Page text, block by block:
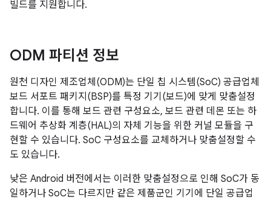
빌드를 지원합니다.
ODM 파티션 정보
원천 디자인 제조업체(ODM)는 단일 칩 시스템(SoC) 공급업체
보드 서포트 패키지(BSP)를 특정 기기(보드)에 맞게 맞춤설정
합니다. 이를 통해 보드 관련 구성요소, 보드 관련 데몬 또는 하
드웨어 추상화 계층(HAL)의 자체 기능을 위한 커널 모듈을 구
현할 수 있습니다. SoC 구성요소를 교체하거나 맞춤설정할 수
도 있습니다.
낮은 Android 버전에서는 이러한 맞춤설정으로 인해 SoC가 동
일하거나 SoC는 다르지만 같은 제품군인 기기에 단일 공급업